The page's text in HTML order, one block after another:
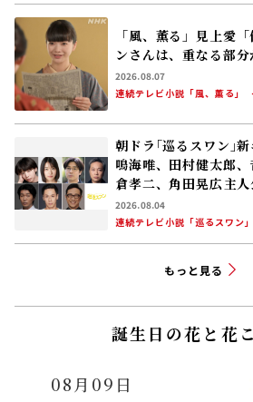
「風、薫る」見上愛
ンさんは、重なる部
2026.08.07
連続テレビ小説「風、薫る」
朝ドラ｢巡るスワン｣新
鳴海唯、田村健太郎
倉孝二、角田晃広――主
交流する警察署の人
2026.08.04
連続テレビ小説「巡るスワン」
もっと見る
誕生日の花と花
08月09日